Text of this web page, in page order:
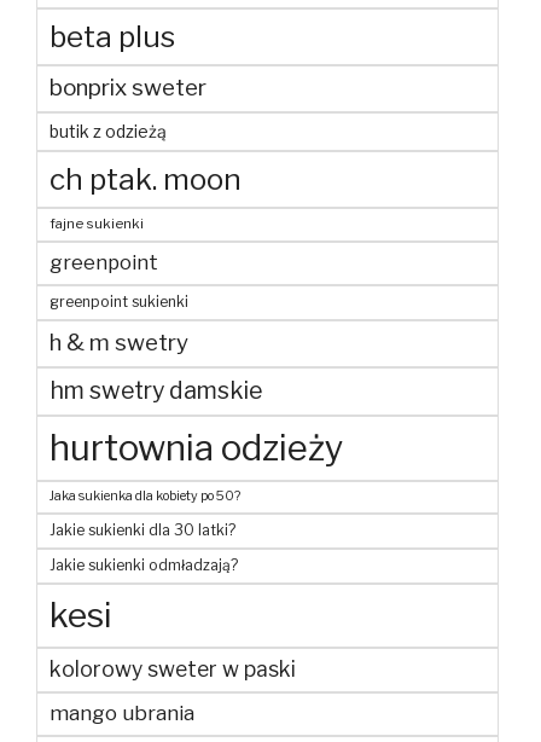
beta plus
bonprix sweter
butik z odzieżą
ch ptak. moon
fajne sukienki
greenpoint
greenpoint sukienki
h & m swetry
hm swetry damskie
hurtownia odzieży
Jaka sukienka dla kobiety po 50?
Jakie sukienki dla 30 latki?
Jakie sukienki odmładzają?
kesi
kolorowy sweter w paski
mango ubrania